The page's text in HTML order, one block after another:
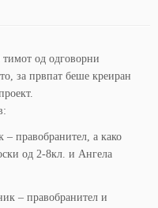
тимот од одговорни
за првпат беше креиран
правобранител, а како
од 2-8кл. и Ангела
– правобранител и